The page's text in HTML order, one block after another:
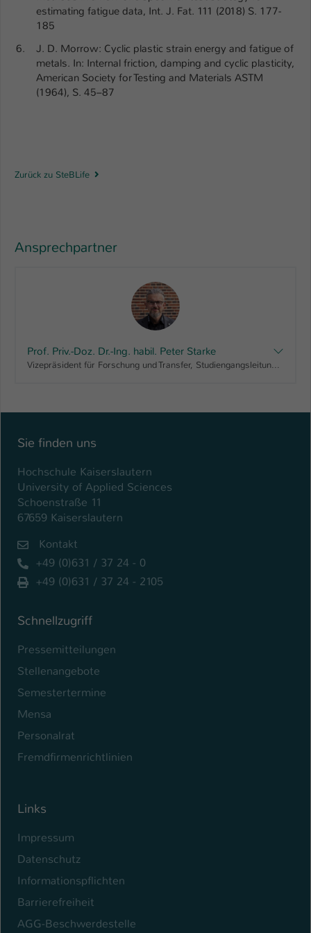
estimating fatigue data, Int. J. Fat. 111 (2018) S. 177-
185
J. D. Morrow: Cyclic plastic strain energy and fatigue of
metals. In: Internal friction, damping and cyclic plasticity,
American Society for Testing and Materials ASTM
(1964), S. 45–87
Zurück zu SteBLife
Ansprechpartner
Prof. Priv.-Doz. Dr.-Ing. habil. Peter Starke
Vizepräsident für Forschung und Transfer, Studiengangsleitung "Maschinenbau, Bachelor", Fachbereichsrat AING
Sie finden uns
Hochschule Kaiserslautern
University of Applied Sciences
Schoenstraße 11
67659 Kaiserslautern
Kontakt
+49 (0)631 / 37 24 - 0
+49 (0)631 / 37 24 - 2105
Schnellzugriff
Pressemitteilungen
Stellenangebote
Semestertermine
Mensa
Personalrat
Fremdfirmenrichtlinien
Links
Impressum
Datenschutz
Informationspflichten
Barrierefreiheit
AGG-Beschwerdestelle
Zweck
Einstellungen. Unter anderem eine zufällig
generierte ID, für die historische
Einstellungen, falls der Webseiten-
Betreiber dies eingestellt hat.
Laufzeit 1 Woche
Zweck
kann der eingeloggte Benutzer
gewährt.
Anbieter TYPO3
Zweck
zu verwalten.